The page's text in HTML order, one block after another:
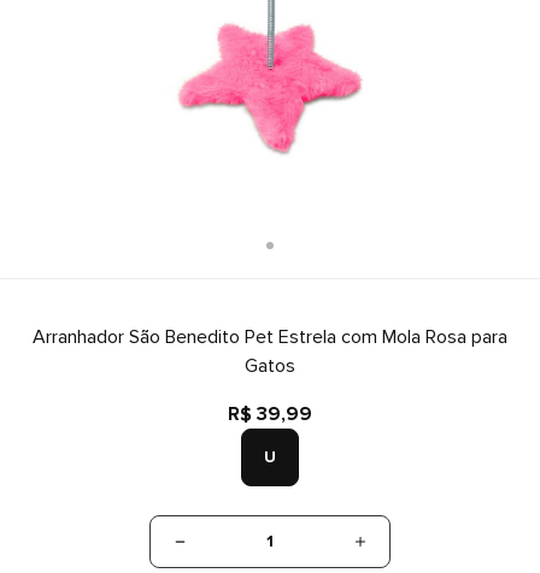
Arranhador São Benedito Pet Estrela com Mola Rosa para
Gatos
R$ 39,99
U
1